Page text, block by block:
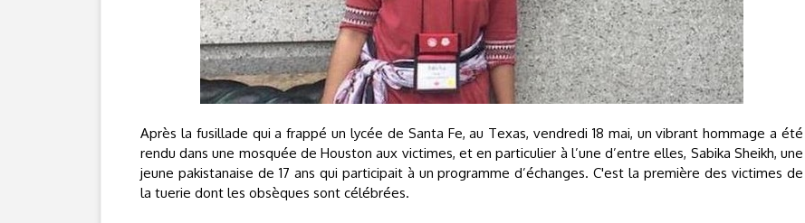
Après la fusillade qui a frappé un lycée de Santa Fe, au Texas, vendredi 18 mai, un vibrant hommage a été
rendu dans une mosquée de Houston aux victimes, et en particulier à l’une d’entre elles, Sabika Sheikh, une
jeune pakistanaise de 17 ans qui participait à un programme d’échanges. C'est la première des victimes de
la tuerie dont les obsèques sont célébrées.